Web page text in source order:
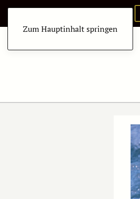
Zum Hauptinhalt springen